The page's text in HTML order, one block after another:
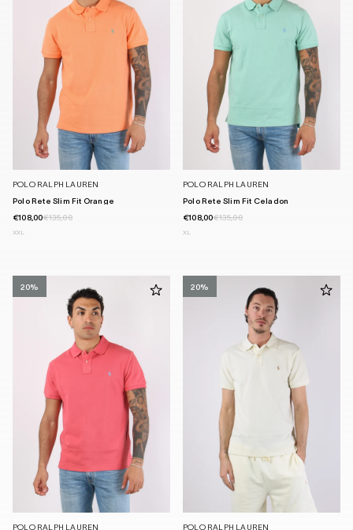
POLO RALPH LAUREN
Polo Rete Slim Fit Orange
€108,00€135,00
XXL
POLO RALPH LAUREN
Polo Rete Slim Fit Celadon
€108,00€135,00
XL
20%
POLO RALPH LAUREN
20%
POLO RALPH LAUREN